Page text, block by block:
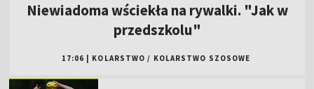
Niewiadoma wściekła na rywalki. "Jak w
przedszkolu"
17:06 KOLARSTWO / KOLARSTWO SZOSOWE